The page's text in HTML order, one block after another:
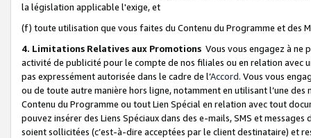
la législation applicable l'exige, et
(f) toute utilisation que vous faites du Contenu du Programme et des
4. Limitations Relatives aux Promotions Vous vous engagez à ne
activité de publicité pour le compte de nos filiales ou en relation avec
pas expressément autorisée dans le cadre de l’Accord. Vous vous
ou de toute autre manière hors ligne, notamment en utilisant l’une
Contenu du Programme ou tout Lien Spécial en relation avec tout
pouvez insérer des Liens Spéciaux dans des e-mails, SMS et
soient sollicitées (c’est-à-dire acceptées par le client destinataire) et